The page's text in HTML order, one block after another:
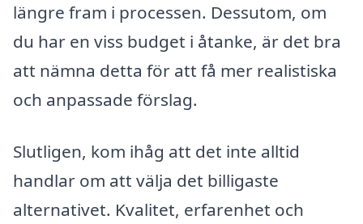
längre fram i processen. Dessutom, om
du har en viss budget i åtanke, är det bra
att nämna detta för att få mer realistiska
och anpassade förslag.
Slutligen, kom ihåg att det inte alltid
handlar om att välja det billigaste
alternativet. Kvalitet, erfarenhet och